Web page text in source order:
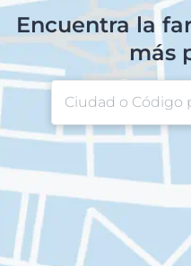
Encuentra la
más